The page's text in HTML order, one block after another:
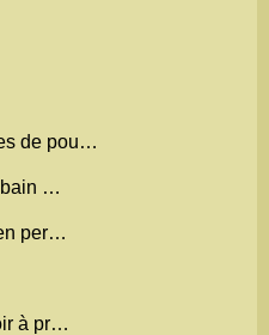
de pou…
bain …
per…
à pr…